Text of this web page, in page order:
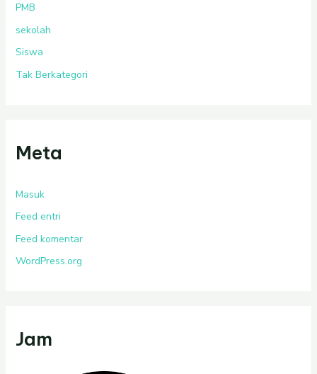
PMB
sekolah
Siswa
Tak Berkategori
Meta
Masuk
Feed entri
Feed komentar
WordPress.org
Jam